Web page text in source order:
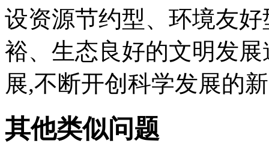
设资源节约型、环境友
裕、生态良好的文明发
展,不断开创科学发展的
其他类似问题